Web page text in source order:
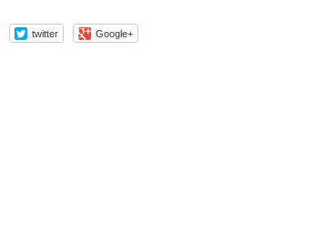
twitter Google+